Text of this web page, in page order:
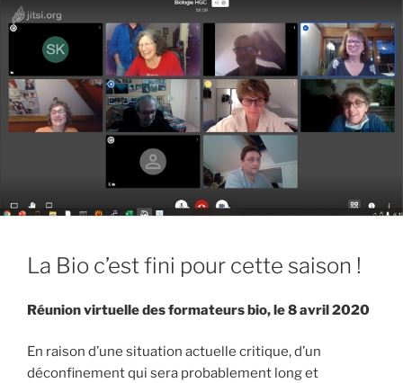
La Bio c’est fini pour cette saison !
Réunion virtuelle des formateurs bio, le 8 avril 2020
En raison d’une situation actuelle critique, d’un
déconfinement qui sera probablement long et